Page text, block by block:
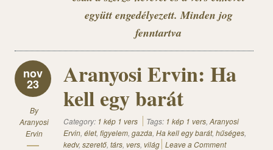
együtt engedélyezett. Minden jog
fenntartva
nov
23
By
Aranyosi
Ervin
Aranyosi Ervin: Ha
kell egy barát
Category: 1 kép 1 vers Tags: 1 kép 1 vers, Aranyosi
Ervin, élet, figyelem, gazda, Ha kell egy barát, hűséges,
kedv, szerető, társ, vers, világ Leave a Comment